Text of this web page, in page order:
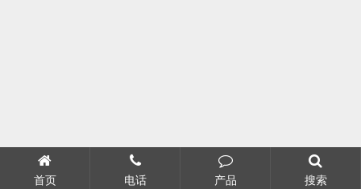
首页 电话 产品 搜索